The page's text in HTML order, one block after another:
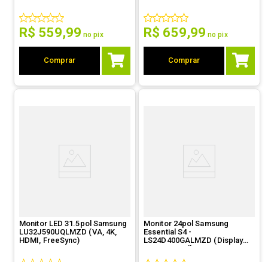
R$ 559,99 no pix
Comprar
R$ 659,99 no pix
Comprar
Monitor LED 31.5pol Samsung
LU32J590UQLMZD (VA, 4K,
HDMI, FreeSync)
Monitor 24pol Samsung
Essential S4 -
LS24D400GALMZD (Display
Port, IPS, Full HD, USB, HDMI,
100Hz)